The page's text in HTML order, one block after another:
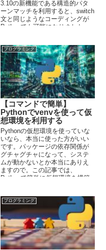
3.10の新機能である構造的パタ
ーンマッチを利用すると、switch
文と同じようなコーディングが
Pythonでも可能になりました。
プログラミング
【コマンドで簡単】
Pythonでvenvを使って仮
想環境を利用する
Pythonの仮想環境を使っていな
いなら、本当に使った方がいい
です。パッケージの依存関係が
グチャグチャになって、システ
ムが動かないとか本当にありえ
ますので。この記事では、
Pythonで簡単に仮想環境を構築
プログラミング